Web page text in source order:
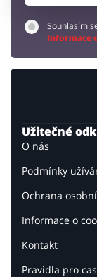
Souhlasím
Informace
Užitečné
O nás
Podmínky
Ochrana
Informace o
Kontakt
Pravidla pro